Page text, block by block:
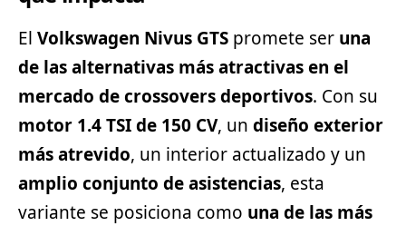
El Volkswagen Nivus GTS promete ser una
de las alternativas más atractivas en el
mercado de crossovers deportivos. Con su
motor 1.4 TSI de 150 CV, un diseño exterior
más atrevido, un interior actualizado y un
amplio conjunto de asistencias, esta
variante se posiciona como una de las más